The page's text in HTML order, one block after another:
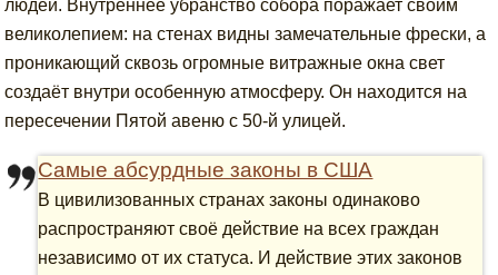
людей. Внутреннее убранство собора поражает своим
великолепием: на стенах видны замечательные фрески, а
проникающий сквозь огромные витражные окна свет
создаёт внутри особенную атмосферу. Он находится на
пересечении Пятой авеню с 50-й улицей.
Самые абсурдные законы в США
В цивилизованных странах законы одинаково
распространяют своё действие на всех граждан
независимо от их статуса. И действие этих законов